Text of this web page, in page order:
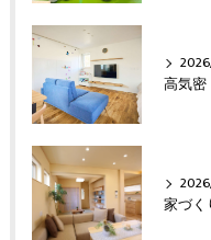
高気密
家づく